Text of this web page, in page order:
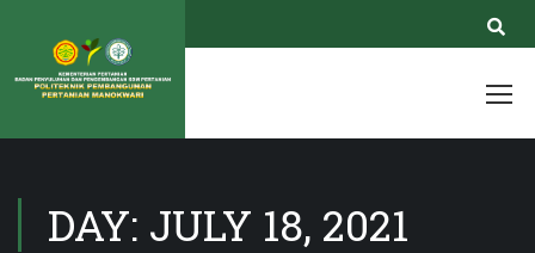
DAY: JULY 18, 2021